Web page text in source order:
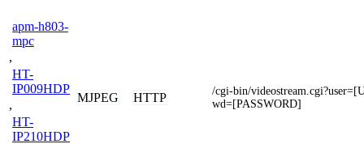
apm-h803-
mpc
,
HT-
IP009HDP
,
HT-
IP210HDP
MJPEG HTTP
/cgi-bin/
wd=[PASSWORD]